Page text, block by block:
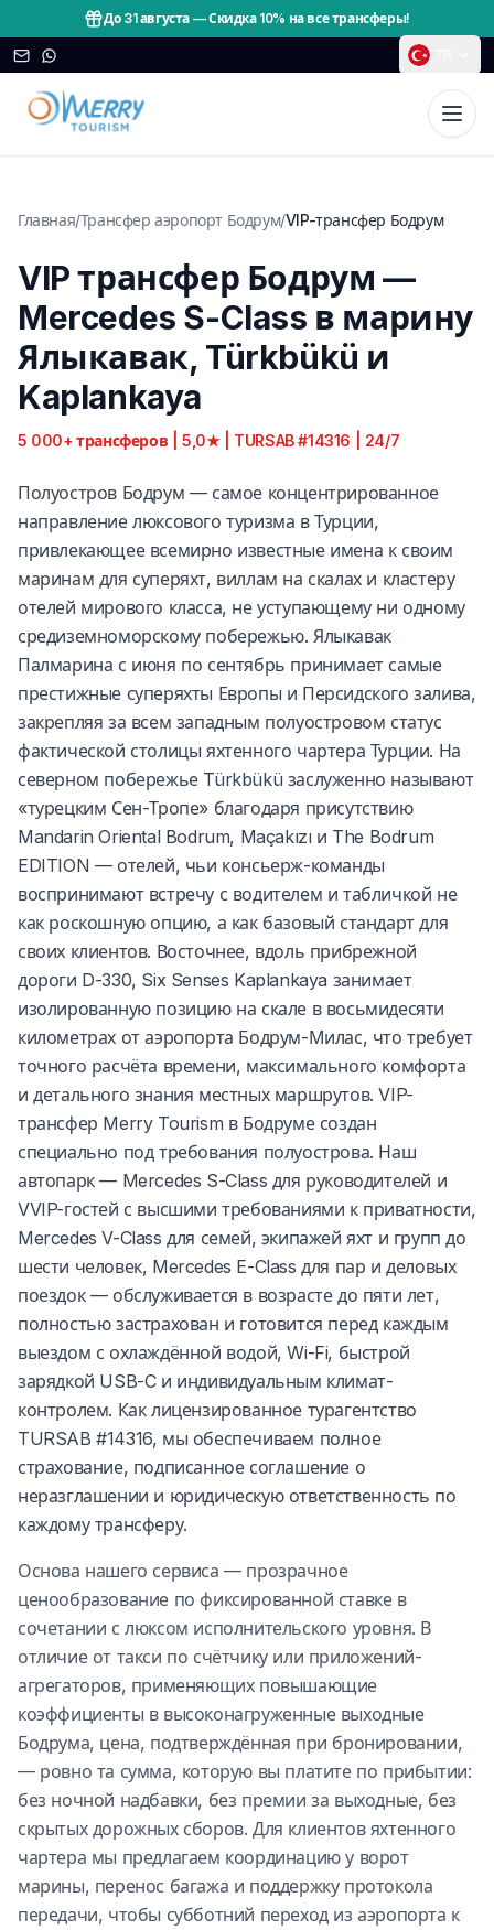
До 31 августа —Скидка 10% на все трансферы!
Главная/Трансфер аэропорт Бодрум/VIP-трансфер Бодрум
VIP трансфер Бодрум —
Mercedes S-Class в марину
Ялыкавак, Türkbükü и
Kaplankaya
5 000+ трансферов | 5,0★ | TURSAB #14316 | 24/7
Полуостров Бодрум — самое концентрированное
направление люксового туризма в Турции,
привлекающее всемирно известные имена к своим
маринам для суперяхт, виллам на скалах и кластеру
отелей мирового класса, не уступающему ни одному
средиземноморскому побережью. Ялыкавак
Палмарина с июня по сентябрь принимает самые
престижные суперяхты Европы и Персидского залива,
закрепляя за всем западным полуостровом статус
фактической столицы яхтенного чартера Турции. На
северном побережье Türkbükü заслуженно называют
«турецким Сен-Тропе» благодаря присутствию
Mandarin Oriental Bodrum, Maçakızı и The Bodrum
EDITION — отелей, чьи консьерж-команды
воспринимают встречу с водителем и табличкой не
как роскошную опцию, а как базовый стандарт для
своих клиентов. Восточнее, вдоль прибрежной
дороги D-330, Six Senses Kaplankaya занимает
изолированную позицию на скале в восьмидесяти
километрах от аэропорта Бодрум-Милас, что требует
точного расчёта времени, максимального комфорта
и детального знания местных маршрутов. VIP-
трансфер Merry Tourism в Бодруме создан
специально под требования полуострова. Наш
автопарк — Mercedes S-Class для руководителей и
VVIP-гостей с высшими требованиями к приватности,
Mercedes V-Class для семей, экипажей яхт и групп до
шести человек, Mercedes E-Class для пар и деловых
поездок — обслуживается в возрасте до пяти лет,
полностью застрахован и готовится перед каждым
выездом с охлаждённой водой, Wi-Fi, быстрой
зарядкой USB-C и индивидуальным климат-
контролем. Как лицензированное турагентство
TURSAB #14316, мы обеспечиваем полное
страхование, подписанное соглашение о
неразглашении и юридическую ответственность по
каждому трансферу.
Основа нашего сервиса — прозрачное
ценообразование по фиксированной ставке в
сочетании с люксом исполнительского уровня. В
отличие от такси по счётчику или приложений-
агрегаторов, применяющих повышающие
коэффициенты в высоконагруженные выходные
Бодрума, цена, подтверждённая при бронировании,
— ровно та сумма, которую вы платите по прибытии:
без ночной надбавки, без премии за выходные, без
скрытых дорожных сборов. Для клиентов яхтенного
чартера мы предлагаем координацию у ворот
марины, перенос багажа и поддержку протокола
передачи, чтобы субботний переход из аэропорта к